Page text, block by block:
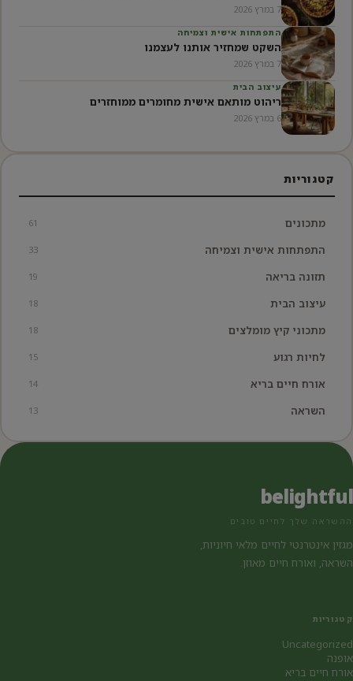
7 במרץ 2026
התפתחות אישית וצמיחה
השקט שמחזיר אותנו לעצמנו
7 במרץ 2026
עיצוב הבית
ריהוט מותאם אישית מחומרים ממוחזרים
6 במרץ 2026
קטגוריות
מתכונים 61
התפתחות אישית וצמיחה 33
תזונה בריאה 19
עיצוב הבית 18
מתכוני קיץ מומלצים 18
לחיות רגוע 15
אורח חיים בריא 14
השראה 13
belightful
ההשראה שלך לחיים טובים
מגזין אינטרנטי לחיים מלאי חיוניות,
השראה, ואורח חיים מאוזן.
קטגוריות
Uncategorized
אופנה
אורח חיים בריא